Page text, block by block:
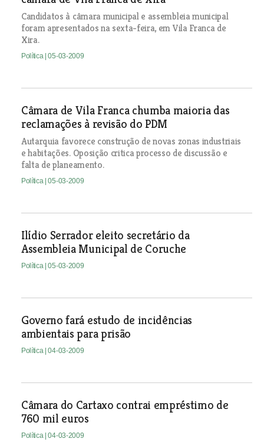
Candidatos à câmara municipal e assembleia municipal
foram apresentados na sexta-feira, em Vila Franca de
Xira.
Política | 05-03-2009
Câmara de Vila Franca chumba maioria das
reclamações à revisão do PDM
Autarquia favorece construção de novas zonas industriais
e habitações. Oposição critica processo de discussão e
falta de planeamento.
Política | 05-03-2009
Ilídio Serrador eleito secretário da
Assembleia Municipal de Coruche
Política | 05-03-2009
Governo fará estudo de incidências
ambientais para prisão
Política | 04-03-2009
Câmara do Cartaxo contrai empréstimo de
760 mil euros
Política | 04-03-2009